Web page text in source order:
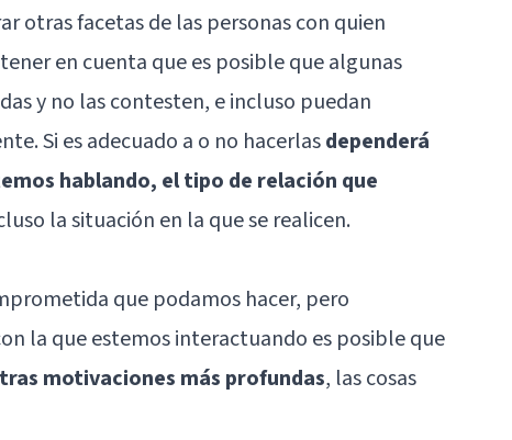
otras facetas de las personas con quien
en cuenta que es posible que algunas
y no las contesten, e incluso puedan
Si es adecuado a o no hacerlasdependerá
hablando, el tipo de relación que
la situación en la que se realicen.
que podamos hacer, pero
la que estemos interactuando es posible que
motivaciones más profundas, las cosas